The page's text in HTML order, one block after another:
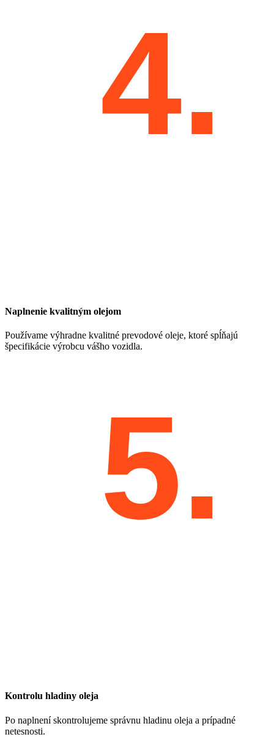
4.
Naplnenie kvalitným olejom
Používame výhradne kvalitné prevodové oleje, ktoré spĺňajú
špecifikácie výrobcu vášho vozidla.
5.
Kontrolu hladiny oleja
Po naplnení skontrolujeme správnu hladinu oleja a prípadné
netesnosti.